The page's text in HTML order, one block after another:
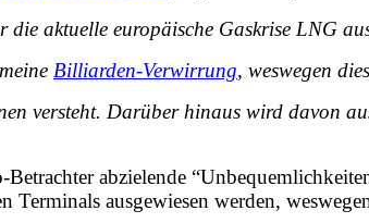
aktuelle europäische Gaskrise LNG
Billiarden-Verwirrung, weswegen
versteht. Darüber hinaus wird davon
abzielende
Terminals ausgewiesen werden,